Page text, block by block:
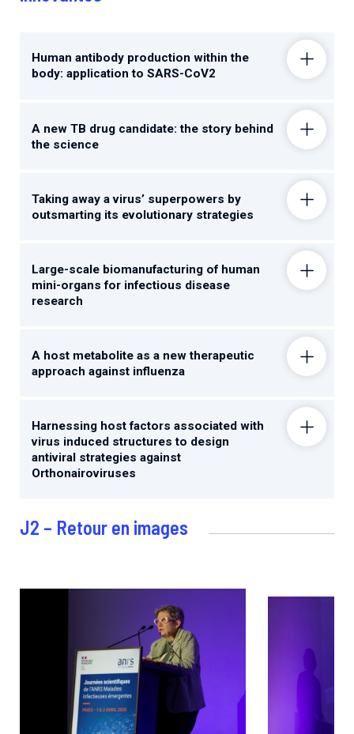
Human antibody production within the
body: application to SARS-CoV2
A new TB drug candidate: the story behind
the science
Taking away a virus’ superpowers by
outsmarting its evolutionary strategies
Large-scale biomanufacturing of human
mini-organs for infectious disease
research
A host metabolite as a new therapeutic
approach against influenza
Harnessing host factors associated with
virus induced structures to design
antiviral strategies against
Orthonairoviruses
J2 – Retour en images